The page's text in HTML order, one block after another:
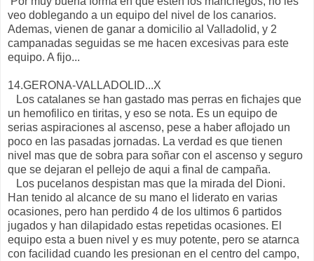
veo doblegando a un equipo del nivel de los canarios.
Ademas, vienen de ganar a domicilio al Valladolid, y 2
campanadas seguidas se me hacen excesivas para este
equipo. A fijo...
14.GERONA-VALLADOLID...X
Los catalanes se han gastado mas perras en fichajes que
un hemofilico en tiritas, y eso se nota. Es un equipo de
serias aspiraciones al ascenso, pese a haber aflojado un
poco en las pasadas jornadas. La verdad es que tienen
nivel mas que de sobra para soñar con el ascenso y seguro
que se dejaran el pellejo de aqui a final de campaña.
Los pucelanos despistan mas que la mirada del Dioni.
Han tenido al alcance de su mano el liderato en varias
ocasiones, pero han perdido 4 de los ultimos 6 partidos
jugados y han dilapidado estas repetidas ocasiones. El
equipo esta a buen nivel y es muy potente, pero se atarnca
con facilidad cuando les presionan en el centro del campo,